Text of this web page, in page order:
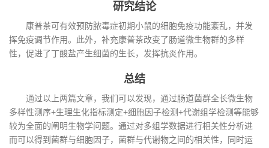
研究结论
康普茶可有效预防脓毒症初期小鼠的细胞免疫功能紊乱，并发
挥免疫调节作用。此外，补充康普茶改变了肠道微生物群的多样
性，促进了丁酸盐产生细菌的生长，发挥抗炎作用。
总结
通过以上两篇文章，我们可以发现，通过肠道菌群全长微生物
多样性测序+生理生化指标测定+细胞因子检测+代谢组学检测等能够
较为全面的阐明生物学问题。通过对多组学数据进行相关性分析进
而可以得到菌群与细胞因子，菌群与代谢物之间的相关性，同时运